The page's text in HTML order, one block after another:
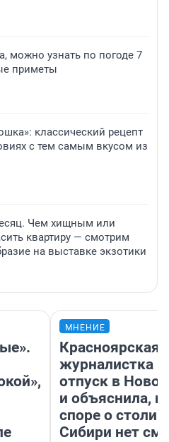
можно узнать по погоде 7
приметы
классический рецепт
с тем самым вкусом из
Чем хищным или
квартиру — смотрим
на выставке экзотики
МНЕНИЕ
Красноярская
журналистка
отпуск в
и объяснила,
споре о
Сибири нет